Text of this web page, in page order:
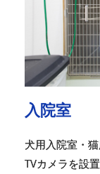
入院室
犬用入院室・
TVカメラを設